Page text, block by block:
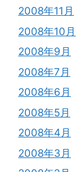
2008年11月
2008年10月
2008年9月
2008年7月
2008年6月
2008年5月
2008年4月
2008年3月